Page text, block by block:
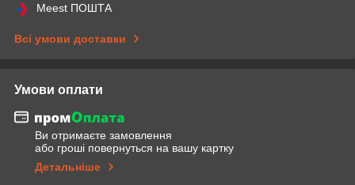
Meest ПОШТА
Всі умови доставки
Умови оплати
Ви отримаєте замовлення
або гроші повернуться на вашу картку
Детальніше